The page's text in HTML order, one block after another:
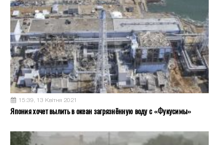
15:39, 13 Квітня 2021
Япония хочет вылить в океан загрязнённую воду с «Фукусимы»